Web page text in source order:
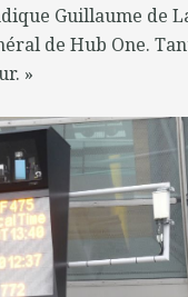
Guillaume de
de Hub One.
»